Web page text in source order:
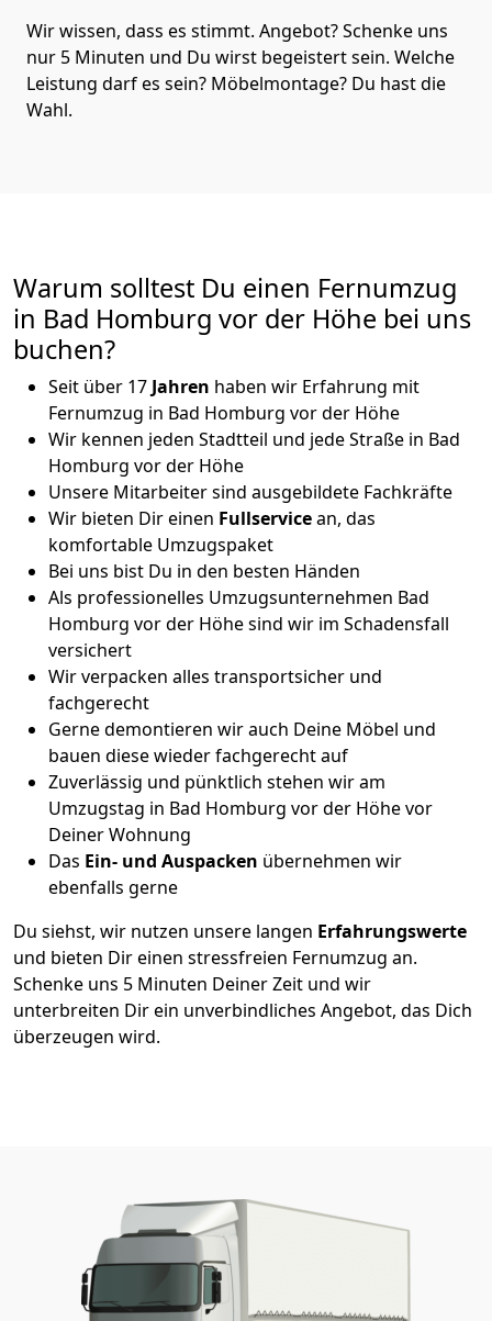
Wir wissen, dass es stimmt. Angebot? Schenke uns
nur 5 Minuten und Du wirst begeistert sein. Welche
Leistung darf es sein? Möbelmontage? Du hast die
Wahl.
Warum solltest Du einen Fernumzug
in Bad Homburg vor der Höhe bei uns
buchen?
Seit über 17 Jahren haben wir Erfahrung mit
Fernumzug in Bad Homburg vor der Höhe
Wir kennen jeden Stadtteil und jede Straße in Bad
Homburg vor der Höhe
Unsere Mitarbeiter sind ausgebildete Fachkräfte
Wir bieten Dir einen Fullservicean, das
komfortable Umzugspaket
Bei uns bist Du in den besten Händen
Als professionelles Umzugsunternehmen Bad
Homburg vor der Höhe sind wir im Schadensfall
versichert
Wir verpacken alles transportsicher und
fachgerecht
Gerne demontieren wir auch Deine Möbel und
bauen diese wieder fachgerecht auf
Zuverlässig und pünktlich stehen wir am
Umzugstag in Bad Homburg vor der Höhe vor
Deiner Wohnung
Das Ein- und Auspacken übernehmen wir
ebenfalls gerne
Du siehst, wir nutzen unsere langen Erfahrungswerte
und bieten Dir einen stressfreien Fernumzug an.
Schenke uns 5 Minuten Deiner Zeit und wir
unterbreiten Dir ein unverbindliches Angebot, das Dich
überzeugen wird.